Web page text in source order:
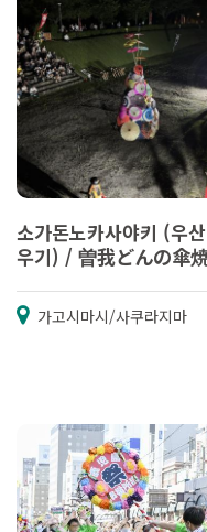
소가돈노카사야키 (우
우기) / 曽我どんの傘
가고시마시/사쿠라지마